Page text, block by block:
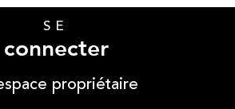
SE
connecter
propriétaire